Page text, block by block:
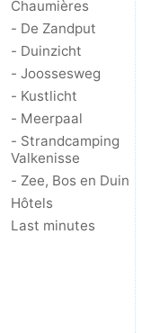
Chaumières
- De Zandput
- Duinzicht
- Joossesweg
- Kustlicht
- Meerpaal
- Strandcamping
Valkenisse
- Zee, Bos en Duin
Hôtels
Last minutes